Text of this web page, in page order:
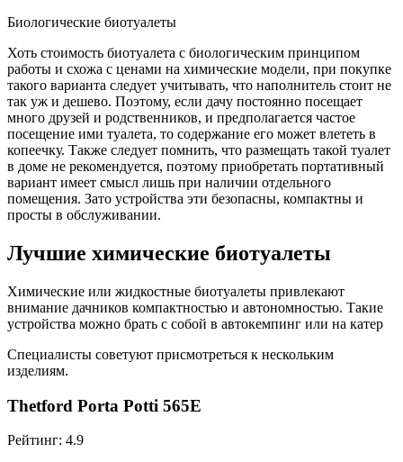
Биологические биотуалеты
Хоть стоимость биотуалета с биологическим принципом
работы и схожа с ценами на химические модели, при покупке
такого варианта следует учитывать, что наполнитель стоит не
так уж и дешево. Поэтому, если дачу постоянно посещает
много друзей и родственников, и предполагается частое
посещение ими туалета, то содержание его может влететь в
копеечку. Также следует помнить, что размещать такой туалет
в доме не рекомендуется, поэтому приобретать портативный
вариант имеет смысл лишь при наличии отдельного
помещения. Зато устройства эти безопасны, компактны и
просты в обслуживании.
Лучшие химические биотуалеты
Химические или жидкостные биотуалеты привлекают
внимание дачников компактностью и автономностью. Такие
устройства можно брать с собой в автокемпинг или на катер
Специалисты советуют присмотреться к нескольким
изделиям.
Thetford Porta Potti 565E
Рейтинг: 4.9